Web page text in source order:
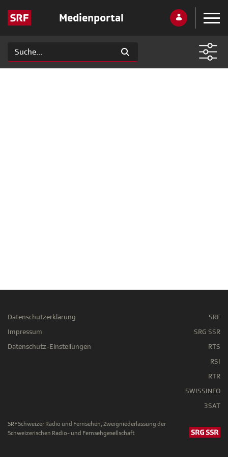
Medienportal
Datenschutzerklärung
Impressum
Datenschutz-Einstellungen
SRF
SRG SSR
RTS
RSI
RTR
SWISSINFO
3SAT
SRF Schweizer Radio und Fernsehen, Zweigniederlassung der
Schweizerischen Radio- und Fernsehgesellschaft